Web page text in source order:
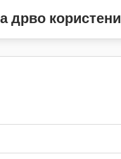
дрво користени